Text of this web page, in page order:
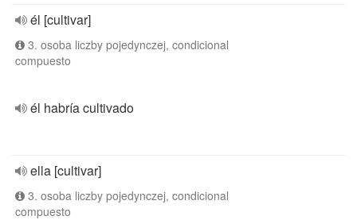
él [cultivar]
3. osoba liczby pojedynczej, condicional
compuesto
él habría cultivado
ella [cultivar]
3. osoba liczby pojedynczej, condicional
compuesto